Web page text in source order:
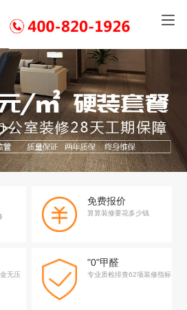
免费报价
算算装修要花多少钱
无压
"0"甲醛
专业质检排查62项装修指标